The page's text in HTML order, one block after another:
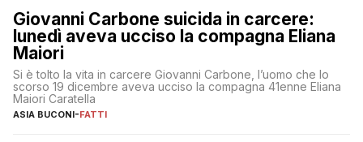
Giovanni Carbone suicida in carcere:
lunedì aveva ucciso la compagna Eliana
Maiori
Si è tolto la vita in carcere Giovanni Carbone, l’uomo che lo
scorso 19 dicembre aveva ucciso la compagna 41enne Eliana
Maiori Caratella
ASIA BUCONI-FATTI